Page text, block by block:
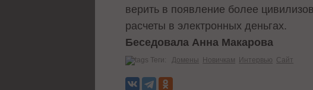
верить в появление более
расчеты в электронных деньгах.
Беседовала Анна Макарова
Теги: Домены Новичкам Интервью Сайт